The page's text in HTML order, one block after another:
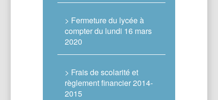
> Fermeture du lycée à
compter du lundi 16 mars
2020
> Frais de scolarité et
règlement financier 2014-
2015